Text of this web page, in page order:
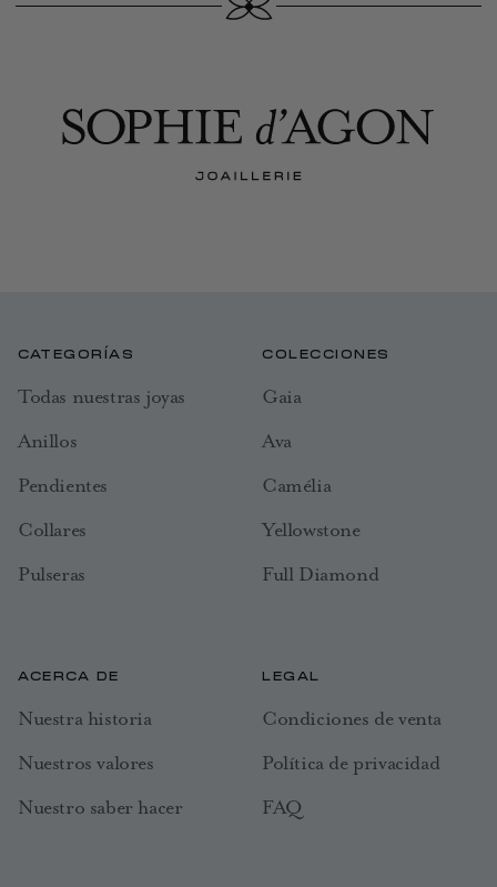
CATEGORÍAS
Todas nuestras joyas
Anillos
Pendientes
Collares
Pulseras
COLECCIONES
Gaia
Ava
Camélia
Yellowstone
Full Diamond
ACERCA DE
Nuestra historia
Nuestros valores
Nuestro saber hacer
LEGAL
Condiciones de venta
Política de privacidad
FAQ